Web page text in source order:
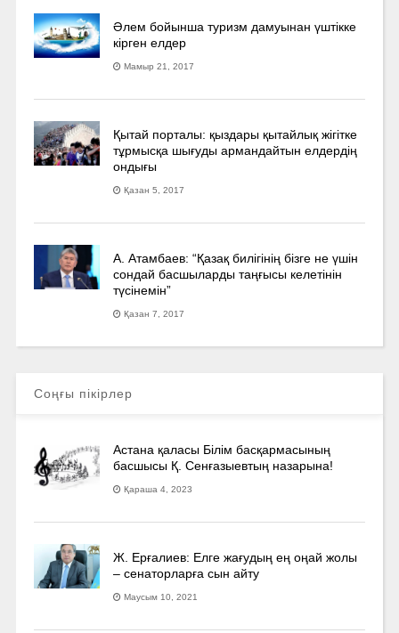
Әлем бойынша туризм дамуынан үштікке
кірген елдер
Мамыр 21, 2017
Қытай порталы: қыздары қытайлық жігітке
тұрмысқа шығуды армандайтын елдердің
ондығы
Қазан 5, 2017
А. Атамбаев: “Қазақ билігінің бізге не үшін
сондай басшыларды таңғысы келетінін
түсінемін”
Қазан 7, 2017
Соңғы пікірлер
Астана қаласы Білім басқармасының
басшысы Қ. Сенғазыевтың назарына!
Қараша 4, 2023
Ж. Ерғалиев: Елге жағудың ең оңай жолы
– сенаторларға сын айту
Маусым 10, 2021